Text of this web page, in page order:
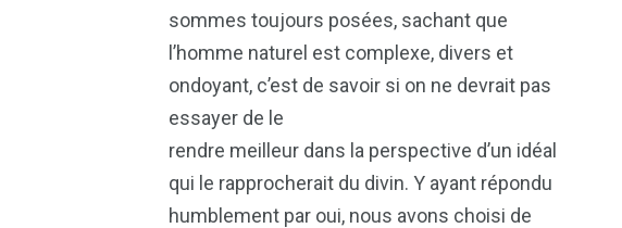
sommes toujours posées, sachant que
l’homme naturel est complexe, divers et
ondoyant, c’est de savoir si on ne devrait pas
essayer de le
rendre meilleur dans la perspective d’un idéal
qui le rapprocherait du divin. Y ayant répondu
humblement par oui, nous avons choisi de